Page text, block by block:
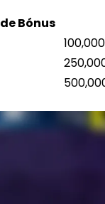
Bónus